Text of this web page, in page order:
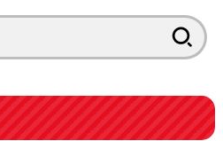
索: